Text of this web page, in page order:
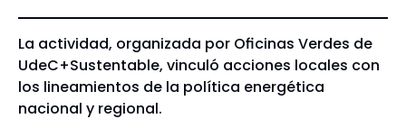
La actividad, organizada por Oficinas Verdes de
UdeC+Sustentable, vinculó acciones locales con
los lineamientos de la política energética
nacional y regional.